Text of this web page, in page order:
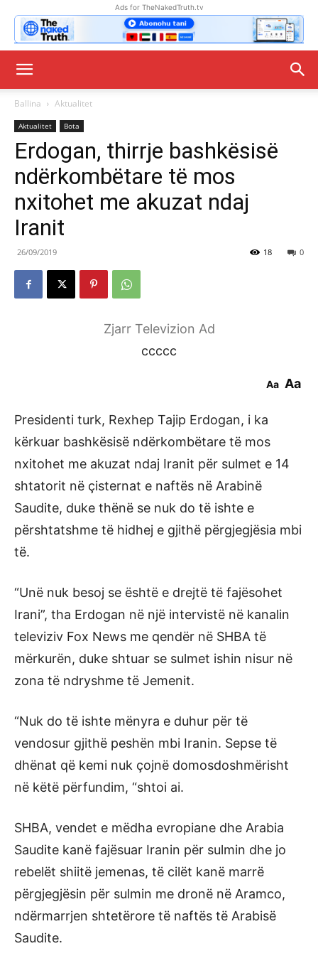
Ads for TheNakedTruth.tv
Ballina Aktualitet
Aktualitet Bota
Erdogan, thirrje bashkësisë
ndërkombëtare të mos
nxitohet me akuzat ndaj
Iranit
26/09/2019 0
18
Zjarr Televizion Ad
ccccc
Aa Aa
Presidenti turk, Rexhep Tajip Erdogan, i ka
kërkuar bashkësisë ndërkombëtare të mos
nxitohet me akuzat ndaj Iranit për sulmet e 14
shtatorit në çisternat e naftës në Arabinë
Saudite, duke thënë se nuk do të ishte e
përshtatshme të hidhej e gjithë përgjegjësia mbi
të.
“Unë nuk besoj se është e drejtë të fajësohet
Irani”, tha Erdogan në një intervistë në kanalin
televiziv Fox News me qendër në SHBA të
mërkurën, duke shtuar se sulmet ishin nisur në
zona të ndryshme të Jemenit.
“Nuk do të ishte mënyra e duhur për të
vendosur gjithë peshën mbi Iranin. Sepse të
dhënat që kemi nuk çojnë domosdoshmërisht
në këtë përfundim, “shtoi ai.
SHBA, vendet e mëdha evropiane dhe Arabia
Saudite kanë fajësuar Iranin për sulmin dhe jo
rebelët shiitë jemenas, të cilët kanë marrë
përgjegjësin për sulmin me dronë në Aramco,
ndërmarrjen shtetërore të naftës të Arabisë
Saudite.